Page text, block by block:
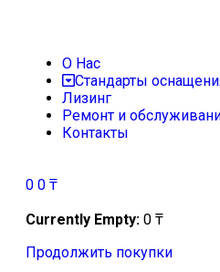
О Нас
Стандарты
Лизинг
Ремонт и
Контакты
0 0 ₸
Currently Empty: 0 ₸
Продолжить покупки